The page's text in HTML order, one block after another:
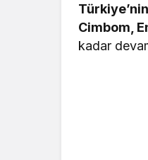
Türkiye’nin
Cimbom,
kadar